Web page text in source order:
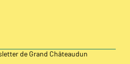
de Grand Châteaudun